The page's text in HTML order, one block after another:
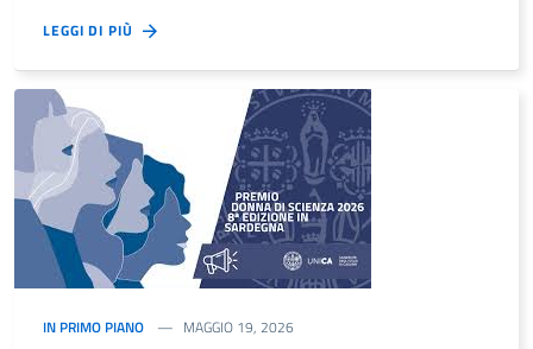
LEGGI DI PIÙ
IN PRIMO PIANO MAGGIO 19, 2026